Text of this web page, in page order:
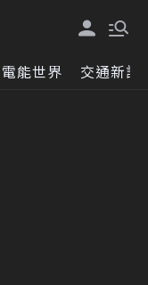
電能世界 交通新訊